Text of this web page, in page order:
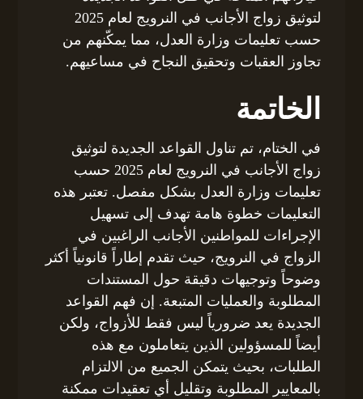
لتوثيق زواج الأجانب في النرويج لعام 2025
حسب تعليمات وزارة العدل، مما يمكّنهم من
تجاوز العقبات وتحقيق النجاح في مساعيهم.
الخاتمة
في الختام، تم تناول القواعد الجديدة لتوثيق
زواج الأجانب في النرويج لعام 2025 حسب
تعليمات وزارة العدل بشكل مفصل. تعتبر هذه
التعليمات خطوة هامة تهدف إلى تسهيل
الإجراءات للمواطنين الأجانب الراغبين في
الزواج في النرويج، حيث تقدم إطاراً قانونياً أكثر
وضوحاً وتوجيهات دقيقة حول المستندات
المطلوبة والعمليات المتبعة. إن فهم القواعد
الجديدة يعد ضرورياً ليس فقط للأزواج، ولكن
أيضاً للمسؤولين الذين يتعاملون مع هذه
الطلبات، بحيث يتمكن الجميع من الالتزام
بالمعايير المطلوبة وتقليل أي تعقيدات ممكنة